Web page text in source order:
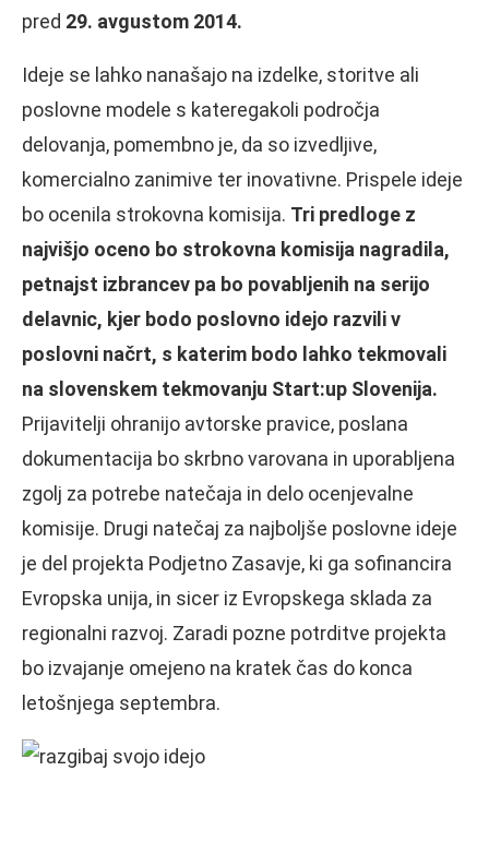
pred 29. avgustom 2014.
Ideje se lahko nanašajo na izdelke, storitve ali
poslovne modele s kateregakoli področja
delovanja, pomembno je, da so izvedljive,
komercialno zanimive ter inovativne. Prispele ideje
bo ocenila strokovna komisija. Tri predloge z
najvišjo oceno bo strokovna komisija nagradila,
petnajst izbrancev pa bo povabljenih na serijo
delavnic, kjer bodo poslovno idejo razvili v
poslovni načrt, s katerim bodo lahko tekmovali
na slovenskem tekmovanju Start:up Slovenija.
Prijavitelji ohranijo avtorske pravice, poslana
dokumentacija bo skrbno varovana in uporabljena
zgolj za potrebe natečaja in delo ocenjevalne
komisije. Drugi natečaj za najboljše poslovne ideje
je del projekta Podjetno Zasavje, ki ga sofinancira
Evropska unija, in sicer iz Evropskega sklada za
regionalni razvoj. Zaradi pozne potrditve projekta
bo izvajanje omejeno na kratek čas do konca
letošnjega septembra.